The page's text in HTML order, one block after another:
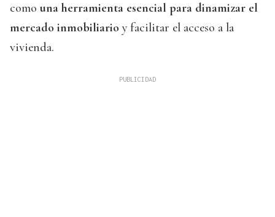
como una herramienta esencial para dinamizar el
mercado inmobiliario y facilitar el acceso a la
vivienda.